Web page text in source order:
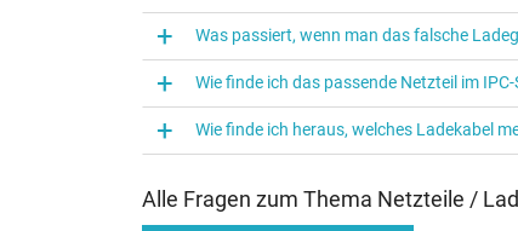
Was passiert, wenn man das falsche
Wie finde ich das passende Netzteil im IPC-
Wie finde ich heraus, welches Ladekabel
Alle Fragen zum Thema Netzteile /